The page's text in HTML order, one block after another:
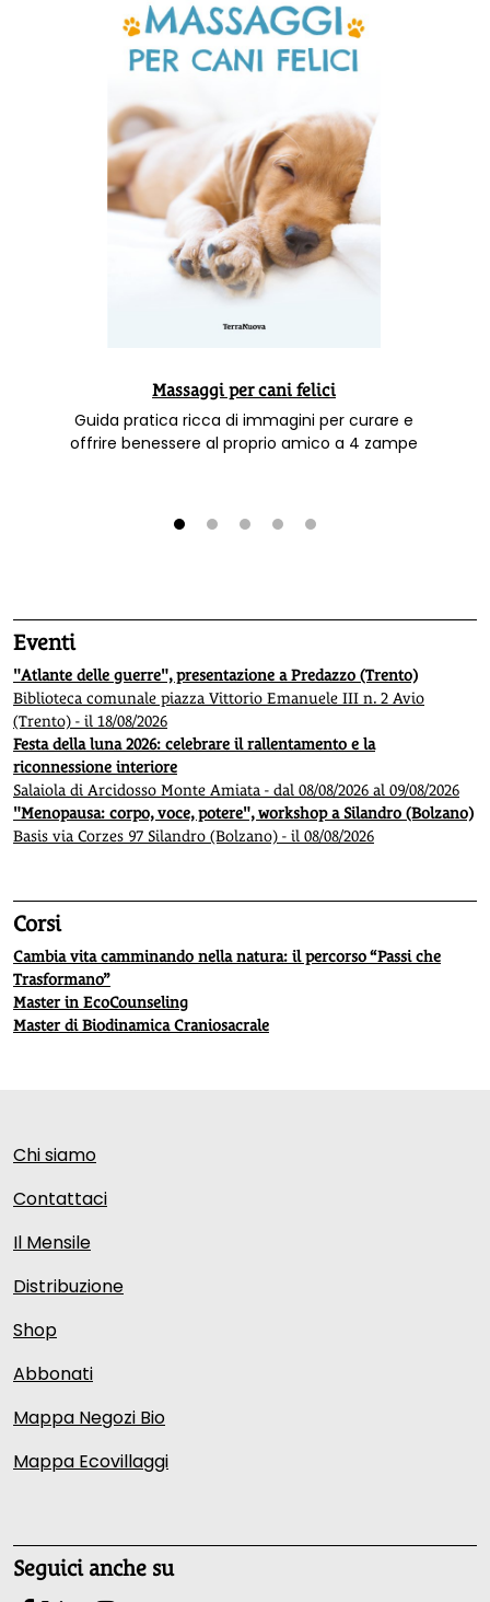
Massaggi per cani felici
Guida pratica ricca di immagini per curare e
offrire benessere al proprio amico a 4 zampe
Eventi
"Atlante delle guerre", presentazione a Predazzo (Trento)
Biblioteca comunale piazza Vittorio Emanuele III n. 2 Avio
(Trento) - il 18/08/2026
Festa della luna 2026: celebrare il rallentamento e la
riconnessione interiore
Salaiola di Arcidosso Monte Amiata - dal 08/08/2026 al 09/08/2026
"Menopausa: corpo, voce, potere", workshop a Silandro (Bolzano)
Basis via Corzes 97 Silandro (Bolzano) - il 08/08/2026
Corsi
Cambia vita camminando nella natura: il percorso “Passi che
Trasformano”
Master in EcoCounseling
Master di Biodinamica Craniosacrale
Chi siamo
Contattaci
Il Mensile
Distribuzione
Shop
Abbonati
Mappa Negozi Bio
Mappa Ecovillaggi
Seguici anche su